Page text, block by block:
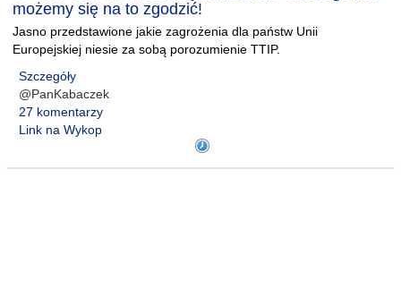
możemy się na to zgodzić!
Jasno przedstawione jakie zagrożenia dla państw Unii
Europejskiej niesie za sobą porozumienie TTIP.
Szczegóły
@PanKabaczek
27 komentarzy
Link na Wykop